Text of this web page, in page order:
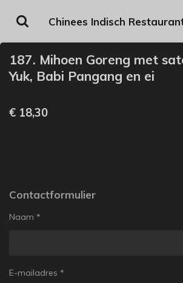
direct
naar
de
hoofdinhoud
Chinees Indisch
187. Mihoen Goreng met
Yuk, Babi Pangang en ei
€ 18,30
Contactformulier
Naam *
E-mailadres *